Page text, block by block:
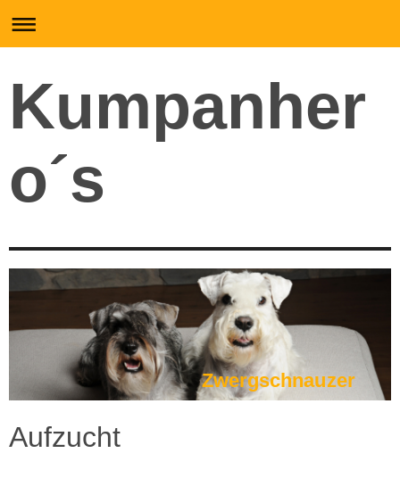
Kumpanher
o´s
Zwergschnauzer
Aufzucht